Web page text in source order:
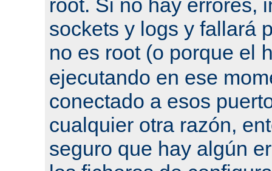
root. Si no hay errores,
sockets y logs y fallará
no es root (o porque el
ejecutando en ese
conectado a esos
cualquier otra razón,
seguro que hay algún